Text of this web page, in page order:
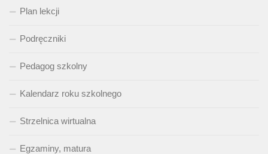
Plan lekcji
Podręczniki
Pedagog szkolny
Kalendarz roku szkolnego
Strzelnica wirtualna
Egzaminy, matura